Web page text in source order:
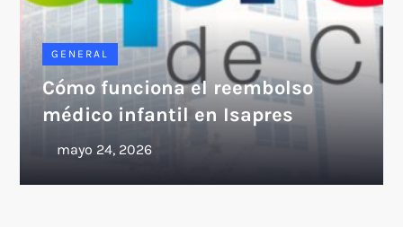
GENERAL
Cómo funciona el reembolso
médico infantil en Isapres